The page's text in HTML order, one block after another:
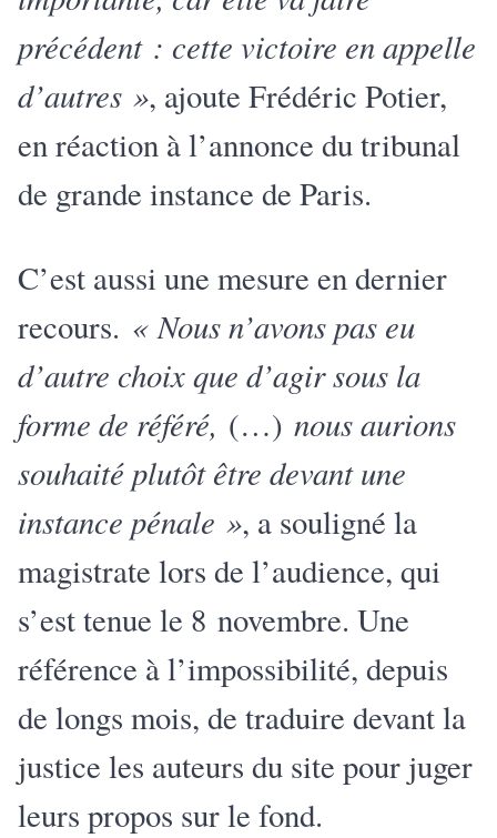
précédent : cette victoire en appelle
d’autres », ajoute Frédéric Potier,
en réaction à l’annonce du tribunal
de grande instance de Paris.
C’est aussi une mesure en dernier
recours. « Nous n’avons pas eu
d’autre choix que d’agir sous la
forme de référé, (…) nous aurions
souhaité plutôt être devant une
instance pénale », a souligné la
magistrate lors de l’audience, qui
s’est tenue le 8 novembre. Une
référence à l’impossibilité, depuis
de longs mois, de traduire devant la
justice les auteurs du site pour juger
leurs propos sur le fond.